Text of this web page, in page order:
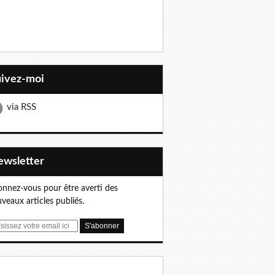
moi
via RSS
vous pour être averti des
articles publiés.